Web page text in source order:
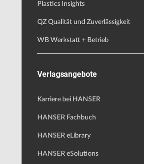
Plastics Insights
QZ Qualität und Zuverlässigkeit
WB Werkstatt + Betrieb
Verlagsangebote
Karriere bei HANSER
HANSER Fachbuch
HANSER eLibrary
HANSER eSolutions